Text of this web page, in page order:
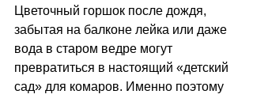
Цветочный горшок после дождя,
забытая на балконе лейка или даже
вода в старом ведре могут
превратиться в настоящий «детский
сад» для комаров. Именно поэтому